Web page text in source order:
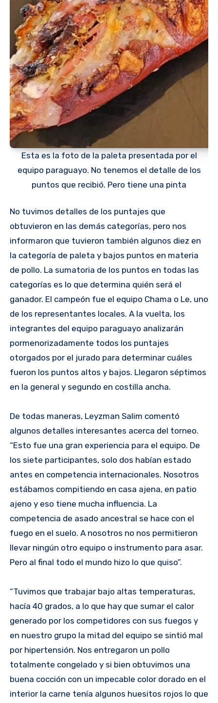
Esta es la foto de la paleta presentada por el
equipo paraguayo. No tenemos el detalle de los
puntos que recibió. Pero tiene una pinta
No tuvimos detalles de los puntajes que
obtuvieron en las demás categorías, pero nos
informaron que tuvieron también algunos diez en
la categoría de paleta y bajos puntos en materia
de pollo. La sumatoria de los puntos en todas las
categorías es lo que determina quién será el
ganador. El campeón fue el equipo Chama o Le, uno
de los representantes locales. A la vuelta, los
integrantes del equipo paraguayo analizarán
pormenorizadamente todos los puntajes
otorgados por el jurado para determinar cuáles
fueron los puntos altos y bajos. Llegaron séptimos
en la general y segundo en costilla ancha.
De todas maneras, Leyzman Salim comentó
algunos detalles interesantes acerca del torneo.
“Esto fue una gran experiencia para el equipo. De
los siete participantes, solo dos habían estado
antes en competencia internacionales. Nosotros
estábamos compitiendo en casa ajena, en patio
ajeno y eso tiene mucha influencia. La
competencia de asado ancestral se hace con el
fuego en el suelo. A nosotros no nos permitieron
llevar ningún otro equipo o instrumento para asar.
Pero al final todo el mundo hizo lo que quiso”.
“Tuvimos que trabajar bajo altas temperaturas,
hacía 40 grados, a lo que hay que sumar el calor
generado por los competidores con sus fuegos y
en nuestro grupo la mitad del equipo se sintió mal
por hipertensión. Nos entregaron un pollo
totalmente congelado y si bien obtuvimos una
buena cocción con un impecable color dorado en el
interior la carne tenía algunos huesitos rojos lo que